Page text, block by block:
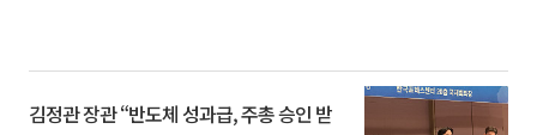
김정관 장관 “반도체 성과급, 주총 승인 받